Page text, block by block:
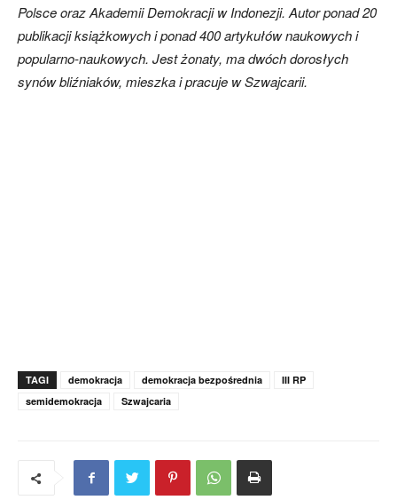
Polsce oraz Akademii Demokracji w Indonezji. Autor ponad 20
publikacji książkowych i ponad 400 artykułów naukowych i
popularno-naukowych. Jest żonaty, ma dwóch dorosłych
synów bliźniaków, mieszka i pracuje w Szwajcarii.
TAGI demokracja demokracja bezpośrednia
III RP
semidemokracja
Szwajcaria